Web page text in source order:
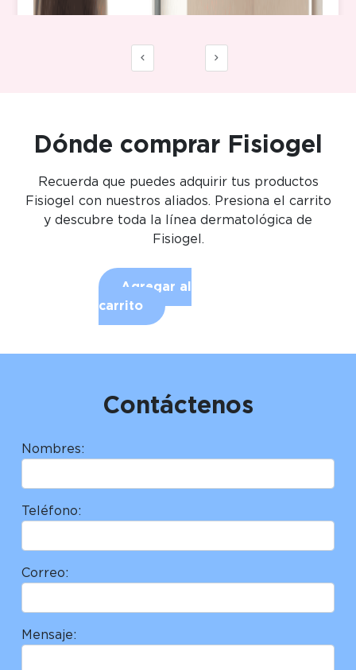
Dónde comprar Fisiogel
Recuerda que puedes adquirir tus productos
Fisiogel con nuestros aliados. Presiona el carrito
y descubre toda la línea dermatológica de
Fisiogel.
Agregar al
carrito
Contáctenos
Nombres:
Teléfono:
Correo:
Mensaje: